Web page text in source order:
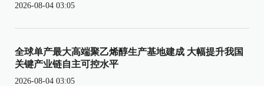
2026-08-04 03:05
全球单产最大高端聚乙烯醇生产基地建成 大幅提升我国
关键产业链自主可控水平
2026-08-04 03:05